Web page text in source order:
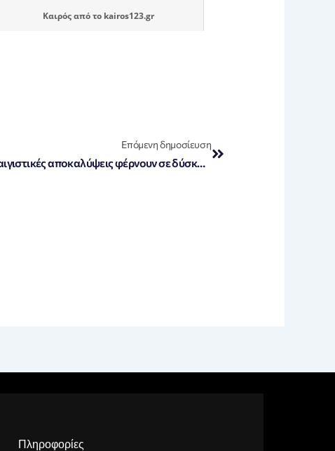
Καιρόςαπό το kairos123.gr
Επόμενη δημοσίευση
«Σκάνδαλο ΟΠΕΚΕΠΕ: Καταιγιστικές αποκαλύψεις φέρνουν σε δύσκολη θέση την κυβέρνηση και τον Μητσοτάκη»
Πληροφορίες